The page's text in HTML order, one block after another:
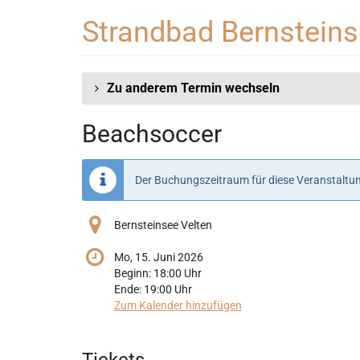
Strandbad
Zu anderem Termin wechseln
Beachsoccer
Der Buchungszeitraum für diese
Bernsteinsee Velten
Mo, 15. Juni 2026
Beginn: 18:00 Uhr
Ende: 19:00 Uhr
Zum Kalender hinzufügen